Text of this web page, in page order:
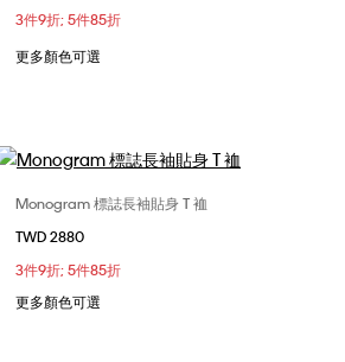
XL
XXL
3件9折; 5件85折
更多顏色可選
選擇您的尺碼
Monogram 標誌長袖貼身 T 裇
TWD 2880
3件9折; 5件85折
更多顏色可選